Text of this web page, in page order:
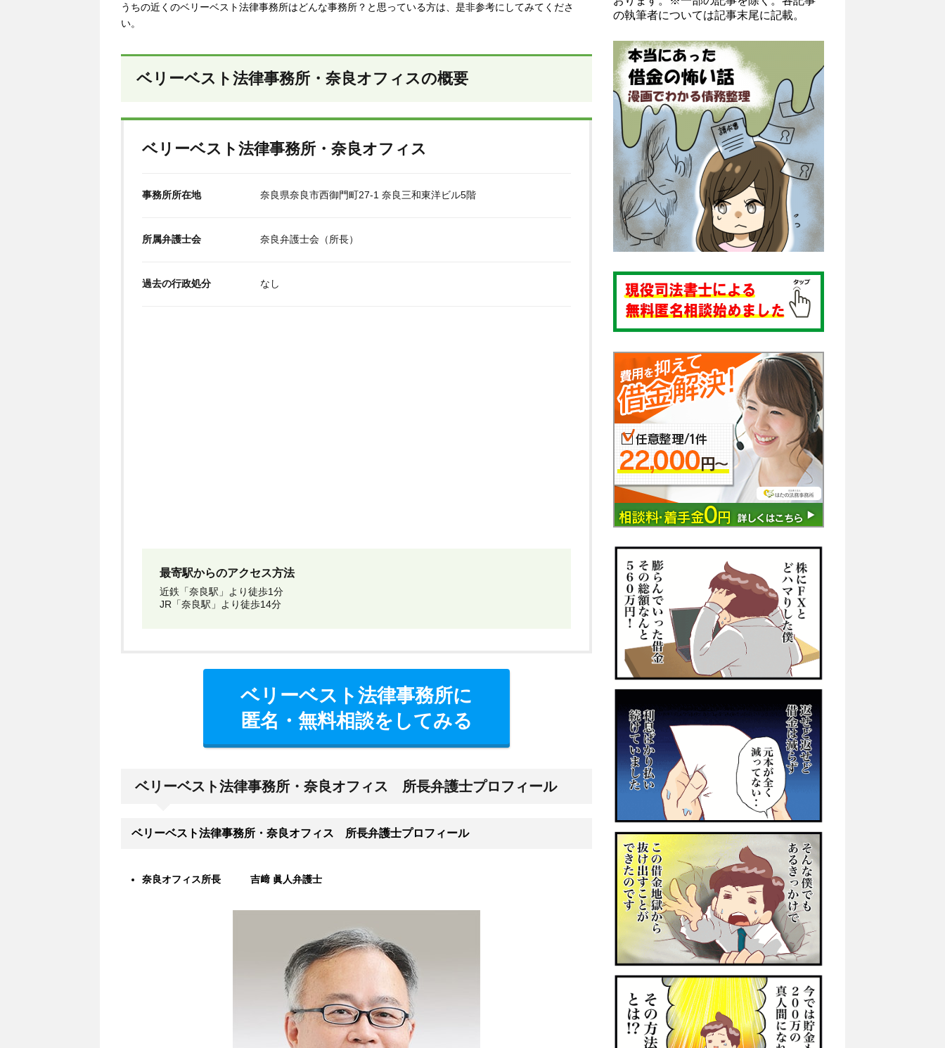
うちの近くのベリーベスト法律事務所はどんな事務所？と思っている方は、是非参考にしてみてくださ
い。
ベリーベスト法律事務所・奈良オフィスの概要
ベリーベスト法律事務所・奈良オフィス
事務所所在地 奈良県奈良市西御門町27‐1 奈良三和東洋ビル5階
所属弁護士会 奈良弁護士会（所長）
過去の行政処分 なし
最寄駅からのアクセス方法
近鉄「奈良駅」より徒歩1分
JR「奈良駅」より徒歩14分
ベリーベスト法律事務所に
匿名・無料相談をしてみる
ベリーベスト法律事務所・奈良オフィス 所長弁護士プロフィール
ベリーベスト法律事務所・奈良オフィス 所長弁護士プロフィール
奈良オフィス所長 吉﨑 眞人弁護士
の執筆者については記事末尾に記載。